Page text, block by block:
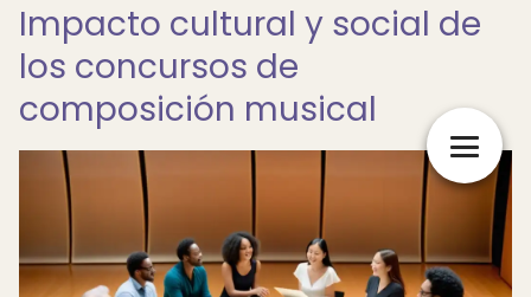
Impacto cultural y social de
los concursos de
composición musical